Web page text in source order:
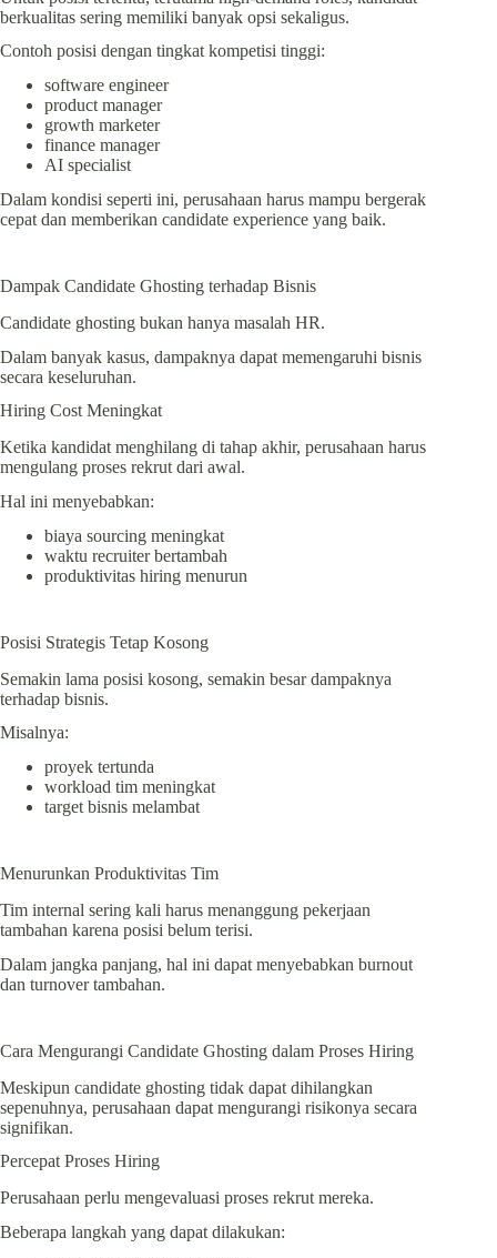
berkualitas sering memiliki banyak opsi sekaligus.
Contoh posisi dengan tingkat kompetisi tinggi:
software engineer
product manager
growth marketer
finance manager
AI specialist
Dalam kondisi seperti ini, perusahaan harus mampu bergerak
cepat dan memberikan candidate experience yang baik.
Dampak Candidate Ghosting terhadap Bisnis
Candidate ghosting bukan hanya masalah HR.
Dalam banyak kasus, dampaknya dapat memengaruhi bisnis
secara keseluruhan.
Hiring Cost Meningkat
Ketika kandidat menghilang di tahap akhir, perusahaan harus
mengulang proses rekrut dari awal.
Hal ini menyebabkan:
biaya sourcing meningkat
waktu recruiter bertambah
produktivitas hiring menurun
Posisi Strategis Tetap Kosong
Semakin lama posisi kosong, semakin besar dampaknya
terhadap bisnis.
Misalnya:
proyek tertunda
workload tim meningkat
target bisnis melambat
Menurunkan Produktivitas Tim
Tim internal sering kali harus menanggung pekerjaan
tambahan karena posisi belum terisi.
Dalam jangka panjang, hal ini dapat menyebabkan burnout
dan turnover tambahan.
Cara Mengurangi Candidate Ghosting dalam Proses Hiring
Meskipun candidate ghosting tidak dapat dihilangkan
sepenuhnya, perusahaan dapat mengurangi risikonya secara
signifikan.
Percepat Proses Hiring
Perusahaan perlu mengevaluasi proses rekrut mereka.
Beberapa langkah yang dapat dilakukan: